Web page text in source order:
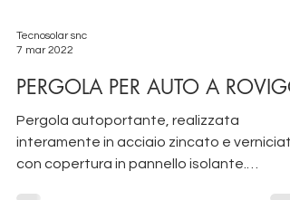
Tecnosolar snc
PERGOLA PER AUTO A
Pergola autoportante, realizzata
interamente in acciaio zincato e